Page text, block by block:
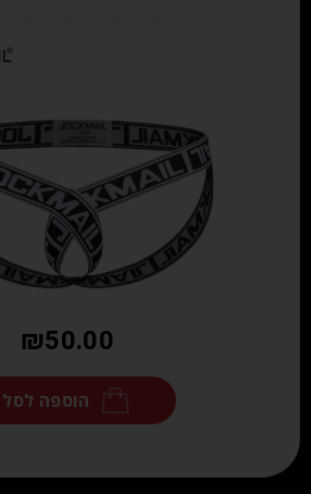
₪50.00
הוספה לסל